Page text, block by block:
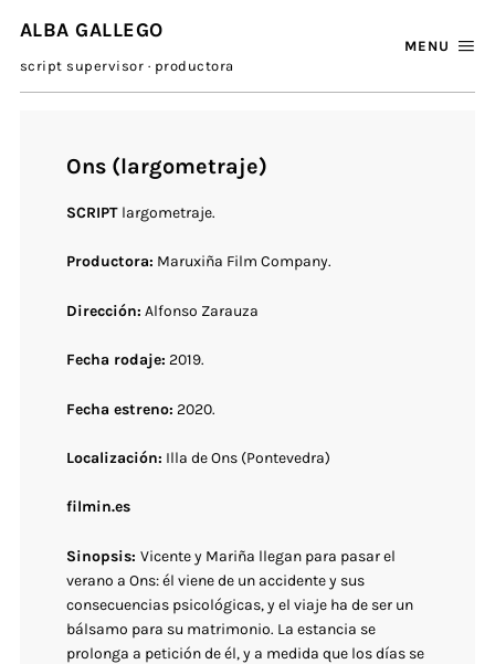
ALBA GALLEGO
script supervisor · productora
MENU
Ons (largometraje)
SCRIPT largometraje.
Productora: Maruxiña Film Company.
Dirección: Alfonso Zarauza
Fecha rodaje: 2019.
Fecha estreno: 2020.
Localización: Illa de Ons (Pontevedra)
filmin.es
Sinopsis:Vicente y Mariña llegan para pasar el
verano a Ons: él viene de un accidente y sus
consecuencias psicológicas, y el viaje ha de ser un
bálsamo para su matrimonio. La estancia se
prolonga a petición de él, y a medida que los días se